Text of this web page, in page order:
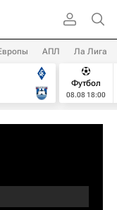
АПЛ Ла Лига
Футбол
08.08 18:00